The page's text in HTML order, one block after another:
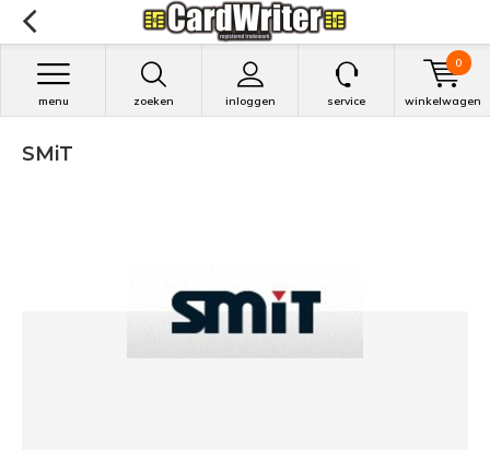
zoeken inloggen
menu service winkelwagen
0
SMiT